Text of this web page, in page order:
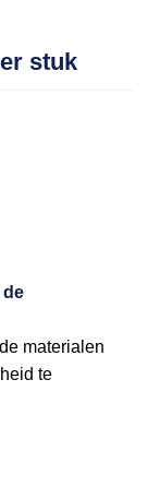
Toevoegen
aan
verlanglijst
stuk
de
materialen
te